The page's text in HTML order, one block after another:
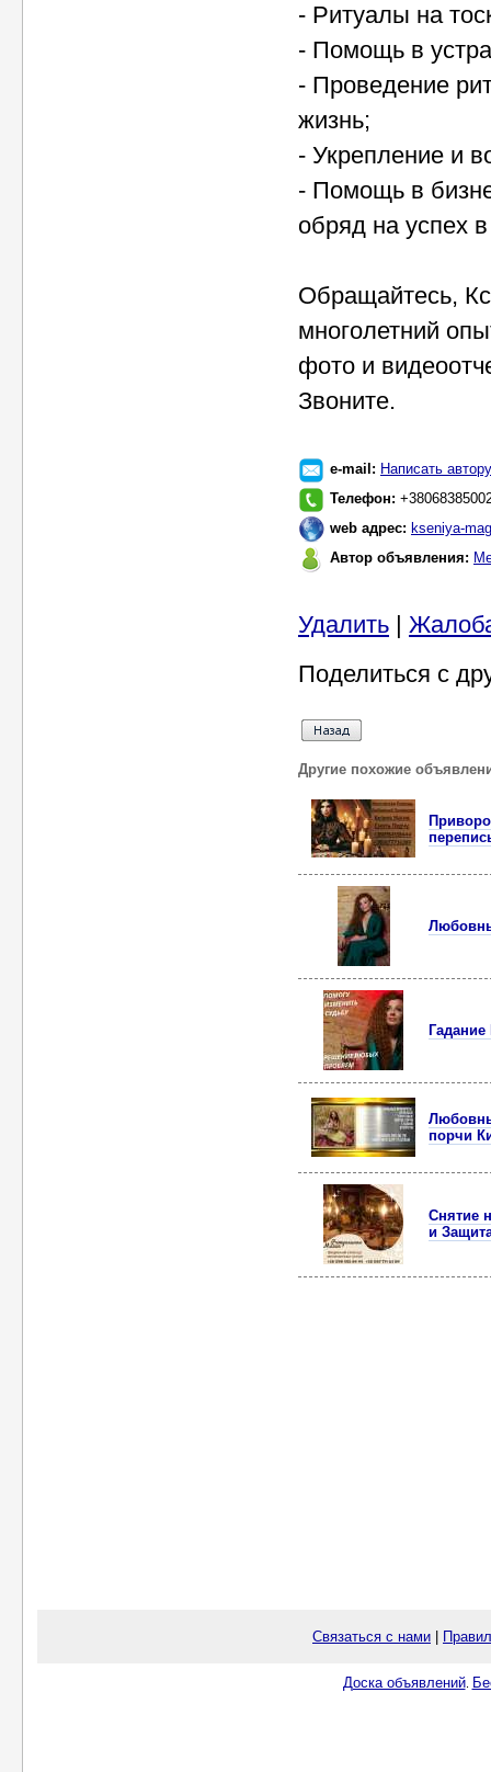
- Ритуалы на
- Помощь в
- Проведение
жизнь;
- Укрепление и
- Помощь в
обряд на успех
Обращайтесь,
многолетний
фото и
Звоните.
e-mail: Написать автору
Телефон:
web адрес: kseniya-
Автор объявления:
Удалить |
Поделиться с
Другие похожие
порчи
Снятие
и
Связаться с нами
Доска объявлений.